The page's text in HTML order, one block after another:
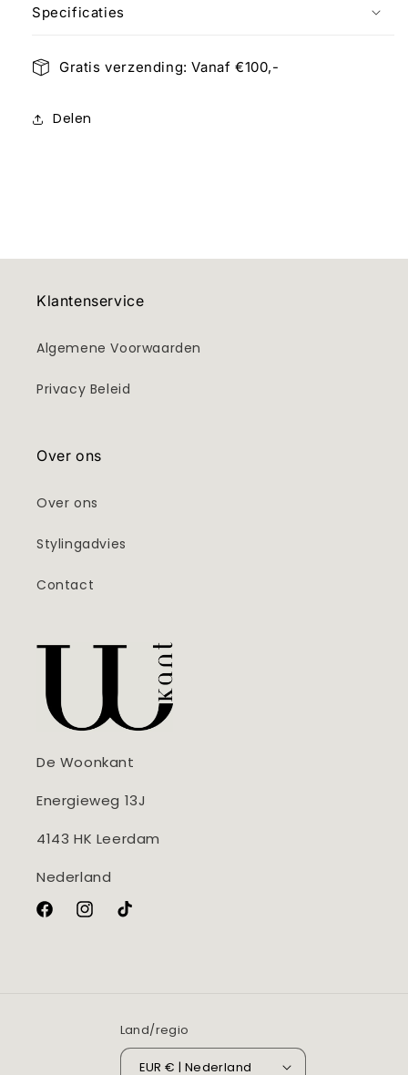
Specificaties
Gratis verzending: Vanaf €100,-
Delen
Klantenservice
Algemene Voorwaarden
Privacy Beleid
Over ons
Over ons
Stylingadvies
Contact
De Woonkant
Energieweg 13J
4143 HK Leerdam
Nederland
FacebookInstagram
TikTok
Land/regio
EUR € | Nederland